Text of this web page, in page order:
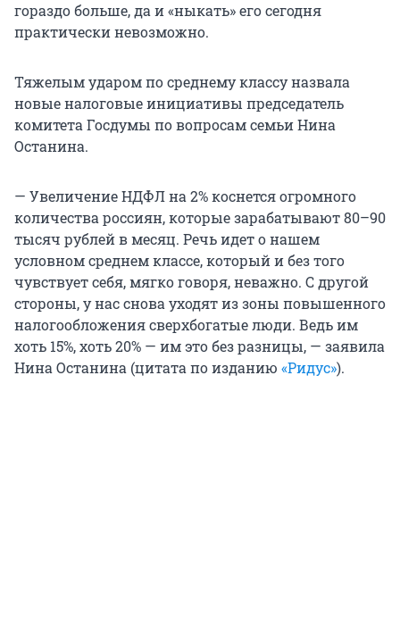
гораздо больше, да и «ныкать» его сегодня
практически невозможно.
Тяжелым ударом по среднему классу назвала
новые налоговые инициативы председатель
комитета Госдумы по вопросам семьи Нина
Останина.
— Увеличение НДФЛ на 2% коснется огромного
количества россиян, которые зарабатывают 80–90
тысяч рублей в месяц. Речь идет о нашем
условном среднем классе, который и без того
чувствует себя, мягко говоря, неважно. С другой
стороны, у нас снова уходят из зоны повышенного
налогообложения сверхбогатые люди. Ведь им
хоть 15%, хоть 20% — им это без разницы, — заявила
Нина Останина (цитата по изданию «Ридус»).